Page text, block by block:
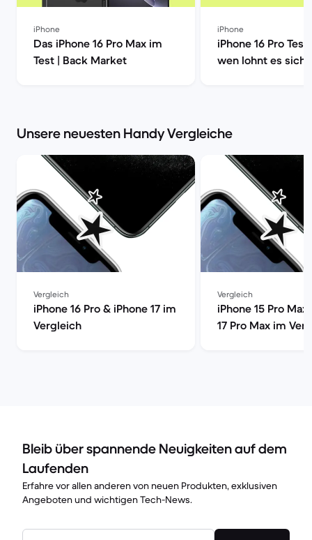
iPhone
Das iPhone 16 Pro Max im
Test | Back Market
iPhone
iPhone 16 Pro
wen lohnt es
Unsere neuesten Handy Vergleiche
Vergleich
iPhone 16 Pro & iPhone 17 im
Vergleich
Vergleich
iPhone 15 Pro
17 Pro Max im
Bleib über spannende Neuigkeiten auf dem
Laufenden
Erfahre vor allen anderen von neuen Produkten, exklusiven
Angeboten und wichtigen Tech-News.